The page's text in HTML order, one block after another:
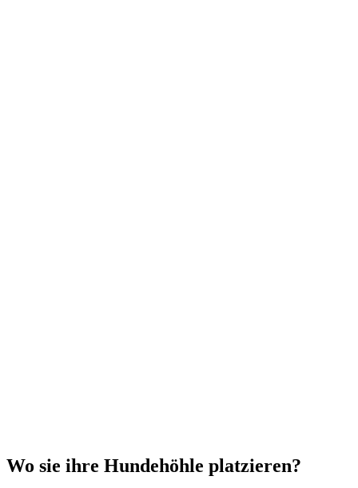
Wo sie ihre Hundehöhle platzieren?